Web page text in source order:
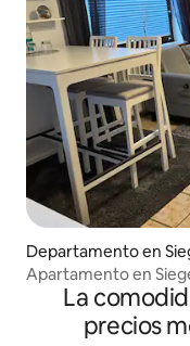
Departamento en
Apartamento en
La
precios